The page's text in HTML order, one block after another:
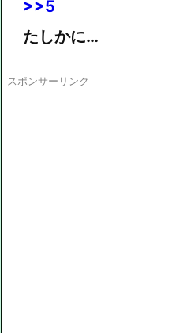
>>5
たしかに…
スポンサーリンク